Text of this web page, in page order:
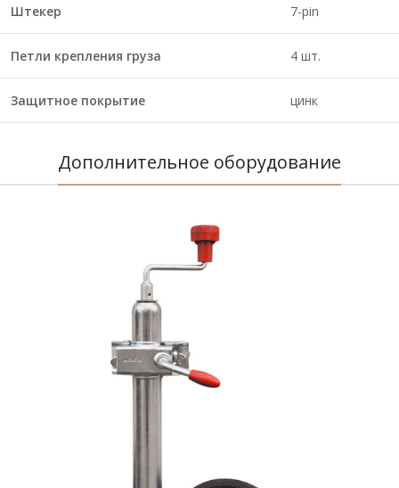
Штекер 7-pin
Петли крепления груза 4 шт.
Защитное покрытие цинк
Дополнительное оборудование